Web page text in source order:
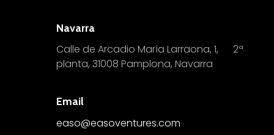
Navarra
Calle de Arcadio María Larraona, 1, 2ª
planta, 31008 Pamplona, Navarra
Email
easo@easoventures.com